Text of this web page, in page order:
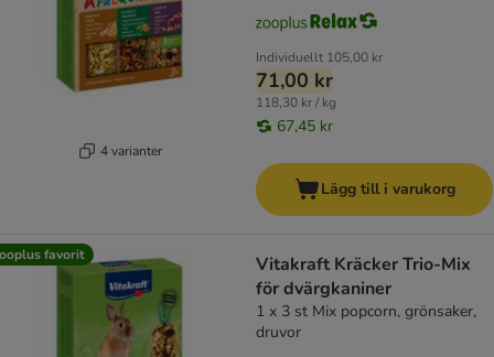
4 varianter
Individuellt 105,00 kr
71,00 kr
118,30 kr / kg
67,45 kr
Lägg till i varukorg
favorit
Vitakraft Kräcker Trio-Mix
för dvärgkaniner
1 x 3 st Mix popcorn, grönsaker,
druvor